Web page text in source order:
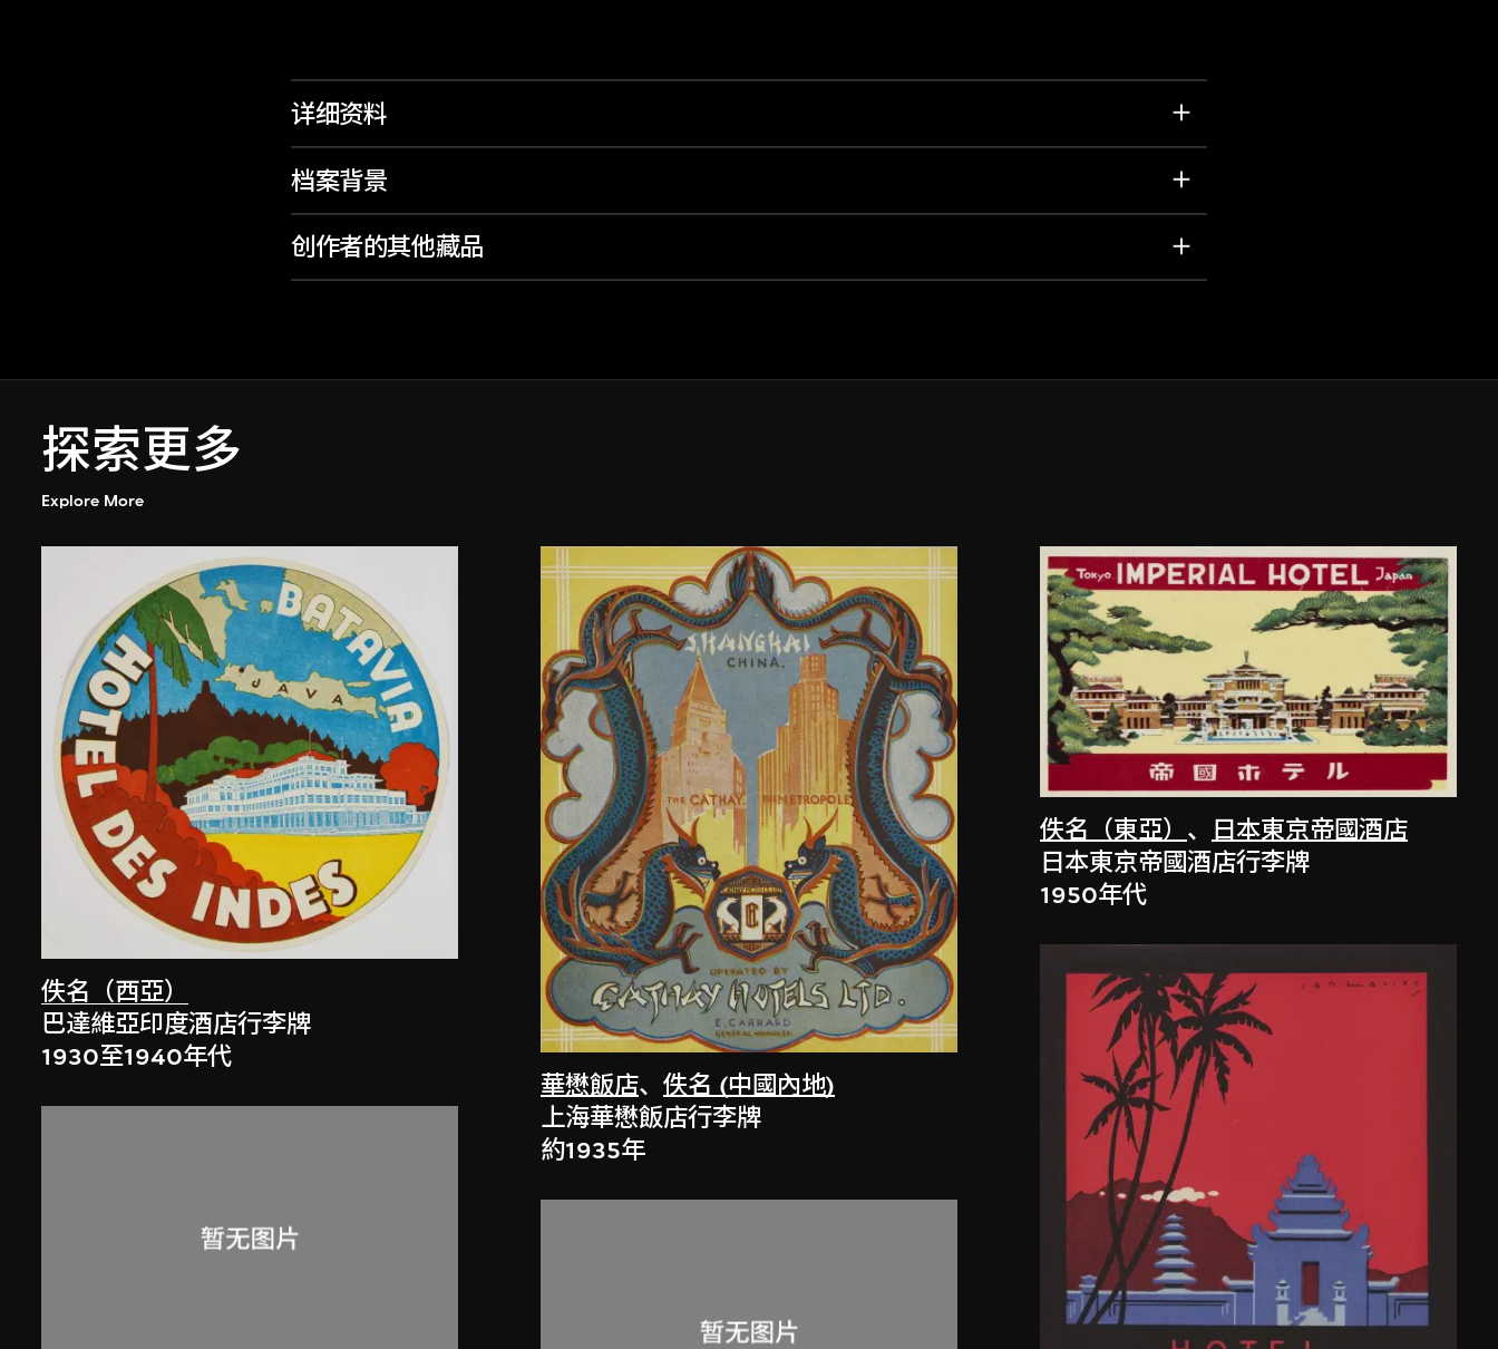
详细资料
档案背景
创作者的其他藏品
探索更多
Explore More
佚名（西亞）
巴達維亞印度酒店行李牌
1930至1940年代
華懋飯店、佚名 (中國內地)
上海華懋飯店行李牌
約1935年
佚名（東亞） 、
日本東京帝國酒店
日本東京帝國酒店行李牌
1950年代